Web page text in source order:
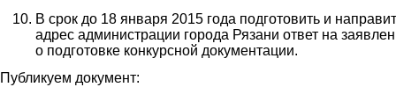
В срок до 18 января 2015 года подготовить и
адрес администрации города Рязани ответ на
о подготовке конкурсной документации.
Публикуем документ: